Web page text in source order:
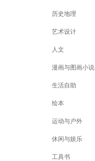
历史地理
艺术设计
人文
漫画与图画小说
生活自助
绘本
运动与户外
休闲与娱乐
工具书